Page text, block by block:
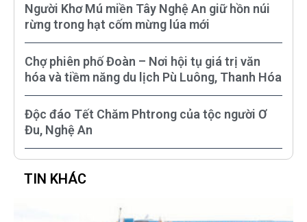
Người Khơ Mú miền Tây Nghệ An giữ hồn núi
rừng trong hạt cốm mừng lúa mới
Chợ phiên phố Đoàn – Nơi hội tụ giá trị văn
hóa và tiềm năng du lịch Pù Luông, Thanh Hóa
Độc đáo Tết Chăm Phtrong của tộc người Ơ
Đu, Nghệ An
TIN KHÁC